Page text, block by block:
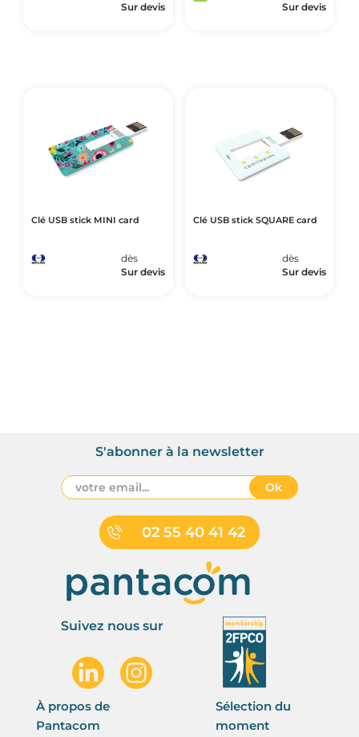
Sur devis
Sur devis
Clé USB stick MINI card
dès
Sur devis
Clé USB stick SQUARE card
dès
Sur devis
02 55 40 41 42
S'abonner à la newsletter
Ok
Suivez nous sur
À propos de
Pantacom
Sélection du
moment